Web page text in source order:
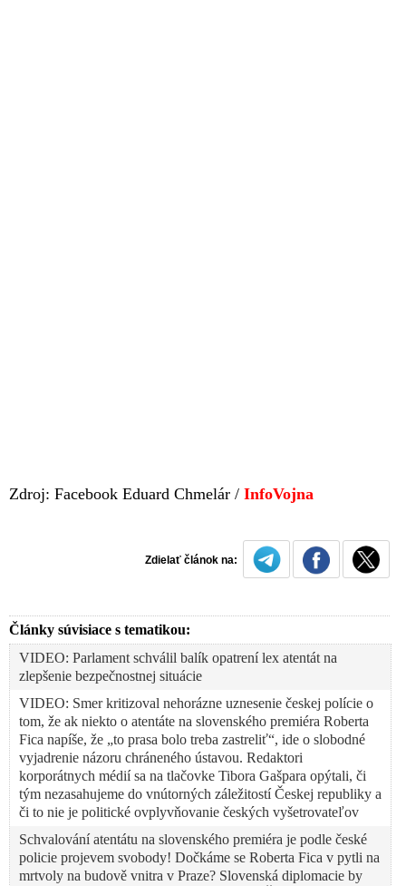
Zdroj: Facebook Eduard Chmelár / InfoVojna
Zdielať článok na:
Články súvisiace s tematikou:
VIDEO: Parlament schválil balík opatrení lex atentát na
zlepšenie bezpečnostnej situácie
VIDEO: Smer kritizoval nehorázne uznesenie českej polície o
tom, že ak niekto o atentáte na slovenského premiéra Roberta
Fica napíše, že „to prasa bolo treba zastreliť“, ide o slobodné
vyjadrenie názoru chráneného ústavou. Redaktori
korporátnych médií sa na tlačovke Tibora Gašpara opýtali, či
tým nezasahujeme do vnútorných záležitostí Českej republiky a
či to nie je politické ovplyvňovanie českých vyšetrovateľov
Schvalování atentátu na slovenského premiéra je podle české
policie projevem svobody! Dočkáme se Roberta Fica v pytli na
mrtvoly na budově vnitra v Praze? Slovenská diplomacie by